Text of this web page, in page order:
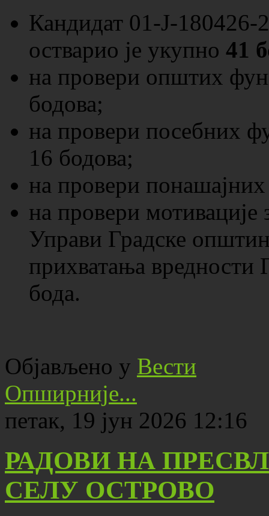
Кандидат 01-Ј-
остварио је укупно 41
на провери општих
бодова;
на провери посебних
16 бодова;
на провери
на провери
Управи Градске
прихватања вредности
бода.
Објављено у Вести
Опширније...
петак, 19 јун 2026 12:16
РАДОВИ НА
СЕЛУ ОСТРОВО